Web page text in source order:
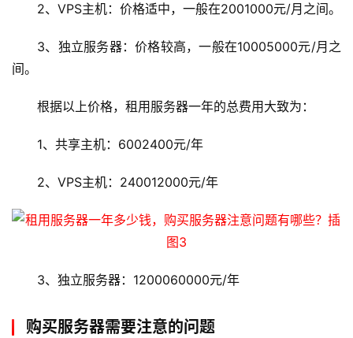
云
2、VPS主机：价格适中，一般在2001000元/月之间。
3、独立服务器：价格较高，一般在10005000元/月之
间。
根据以上价格，租用服务器一年的总费用大致为：
1、共享主机：6002400元/年
2、VPS主机：240012000元/年
3、独立服务器：1200060000元/年
购买服务器需要注意的问题